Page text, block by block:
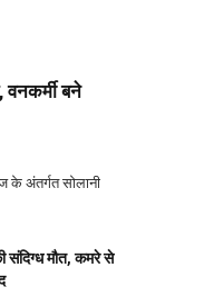
बने
के अंतर्गत सोलानी
संदिग्ध मौत, कमरे से